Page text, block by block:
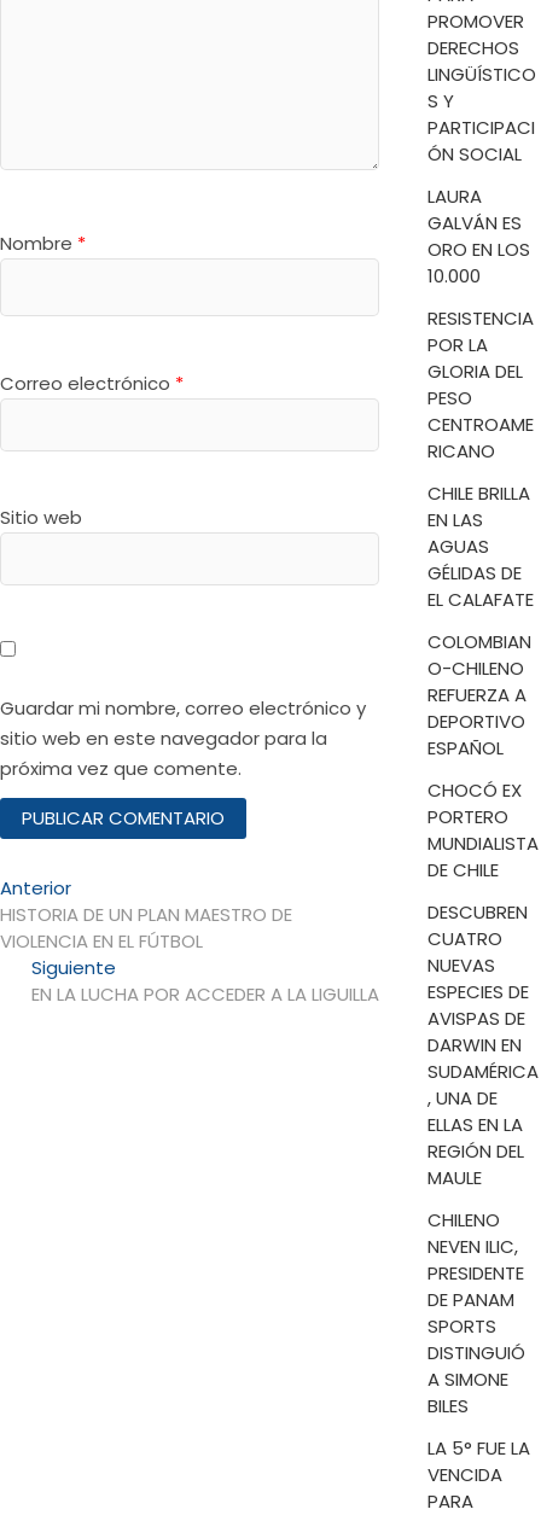
Nombre *
Correo electrónico *
Sitio web
Guardar mi nombre, correo electrónico y
sitio web en este navegador para la
próxima vez que comente.
Navegación
de
entradas
AnteriorEntrada
anterior:
HISTORIA DE UN PLAN MAESTRO DE
VIOLENCIA EN EL FÚTBOL
SiguienteEntrada
siguiente:
EN LA LUCHA POR ACCEDER A LA LIGUILLA
PROMOVER
DERECHOS
LINGÜÍSTICO
S Y
PARTICIPACI
ÓN SOCIAL
LAURA
GALVÁN ES
ORO EN LOS
10.000
RESISTENCIA
POR LA
GLORIA DEL
PESO
CENTROAME
RICANO
CHILE BRILLA
EN LAS
AGUAS
GÉLIDAS DE
EL CALAFATE
COLOMBIAN
O-CHILENO
REFUERZA A
DEPORTIVO
ESPAÑOL
CHOCÓ EX
PORTERO
MUNDIALISTA
DE CHILE
DESCUBREN
CUATRO
NUEVAS
ESPECIES DE
AVISPAS DE
DARWIN EN
SUDAMÉRICA
, UNA DE
ELLAS EN LA
REGIÓN DEL
MAULE
CHILENO
NEVEN ILIC,
PRESIDENTE
DE PANAM
SPORTS
DISTINGUIÓ
A SIMONE
BILES
LA 5° FUE LA
VENCIDA
PARA